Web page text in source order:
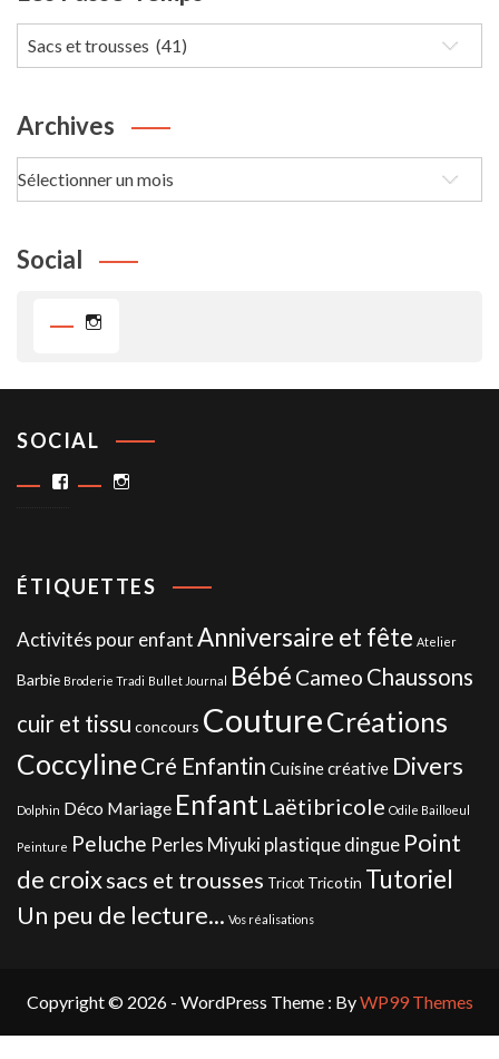
Les
passe-
Archives
Archives
Social
SOCIAL
Facebook
ÉTIQUETTES
Activités pour enfantAnniversaire et fête Atelier
Barbie Broderie Tradi Bullet Journal Bébé Cameo Chaussons
cuir et tissu concours CoutureCréations
CoccylineCré Enfantin Cuisine créative Divers
Dolphin Déco Mariage Enfant Laëtibricole Odile Bailloeul
Peinture Peluche Perles Miyuki plastique dingue Point
de croixsacs et trousses Tricot Tricotin Tutoriel
Un peu de lecture... Vos réalisations
Copyright © 2026 - WordPress Theme : ByWP99 Themes